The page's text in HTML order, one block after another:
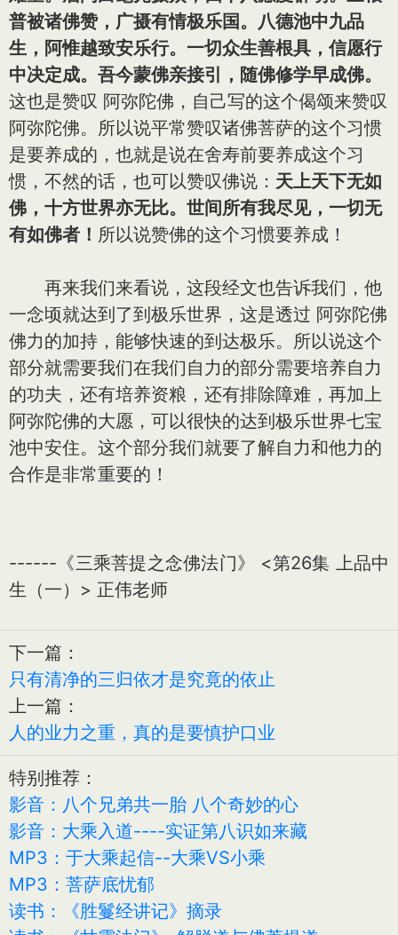
普被诸佛赞，广摄有情极乐国。八德池中九品
生，阿惟越致安乐行。一切众生善根具，信愿行
中决定成。吾今蒙佛亲接引，随佛修学早成佛。
这也是赞叹 阿弥陀佛，自己写的这个偈颂来赞叹
阿弥陀佛。所以说平常赞叹诸佛菩萨的这个习惯
是要养成的，也就是说在舍寿前要养成这个习
惯，不然的话，也可以赞叹佛说： 天上天下无如
佛，十方世界亦无比。世间所有我尽见，一切无
有如佛者！ 所以说赞佛的这个习惯要养成！
再来我们来看说，这段经文也告诉我们，他
一念顷就达到了到极乐世界，这是透过 阿弥陀佛
佛力的加持，能够快速的到达极乐。所以说这个
部分就需要我们在我们自力的部分需要培养自力
的功夫，还有培养资粮，还有排除障难，再加上
阿弥陀佛的大愿，可以很快的达到极乐世界七宝
池中安住。这个部分我们就要了解自力和他力的
合作是非常重要的！
------《三乘菩提之念佛法门》 <第26集 上品中
生（一）> 正伟老师
下一篇：
只有清净的三归依才是究竟的依止
上一篇：
人的业力之重，真的是要慎护口业
特别推荐：
影音：八个兄弟共一胎 八个奇妙的心
影音：大乘入道----实证第八识如来藏
MP3：于大乘起信--大乘VS小乘
MP3：菩萨底忧郁
读书：《胜鬘经讲记》摘录